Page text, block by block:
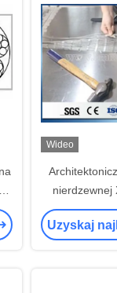
Wideo
nierdzewnej
Uzyskaj